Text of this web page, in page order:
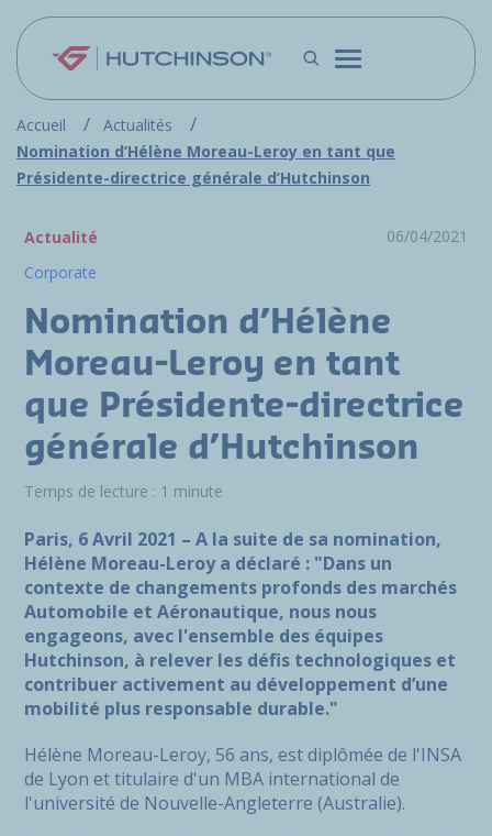
Aller au contenu principal
Accueil
Actualités
Nomination d’Hélène Moreau-Leroy en tant que
Présidente-directrice générale d’Hutchinson
Actualité
06/04/2021
Corporate
Nomination d’Hélène
Moreau-Leroy en tant
que Présidente-directrice
générale d’Hutchinson
Temps de lecture : 1 minute
Paris, 6 Avril 2021 – A la suite de sa nomination,
Hélène Moreau-Leroy a déclaré : "Dans un
contexte de changements profonds des marchés
Automobile et Aéronautique, nous nous
engageons, avec l'ensemble des équipes
Hutchinson, à relever les défis technologiques et
contribuer activement au développement d’une
mobilité plus responsable durable."
Hélène Moreau-Leroy, 56 ans, est diplômée de l'INSA
de Lyon et titulaire d'un MBA international de
l'université de Nouvelle-Angleterre (Australie).